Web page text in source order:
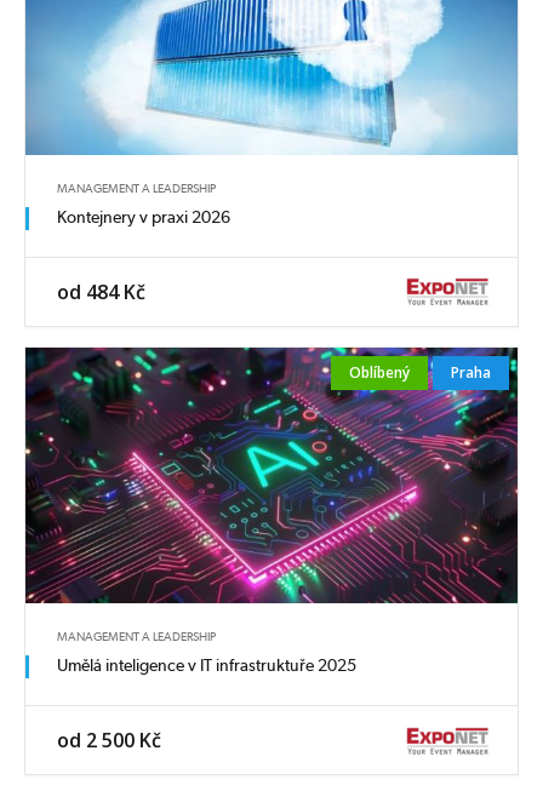
MANAGEMENT A LEADERSHIP
Kontejnery v praxi 2026
od 484 Kč
Oblíbený Praha
MANAGEMENT A LEADERSHIP
Umělá inteligence v IT infrastruktuře 2025
od 2 500 Kč